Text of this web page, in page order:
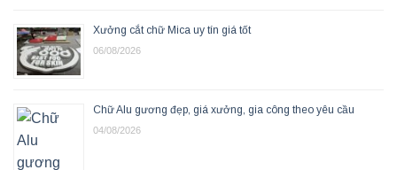
Xưởng cắt chữ Mica uy tín giá tốt
06/08/2026
Chữ Alu gương đẹp, giá xưởng, gia công theo yêu cầu
04/08/2026